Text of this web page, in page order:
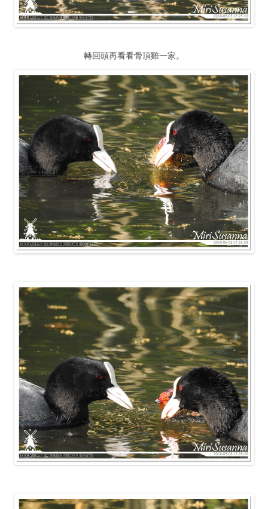
轉回頭再看看骨頂雞一家。